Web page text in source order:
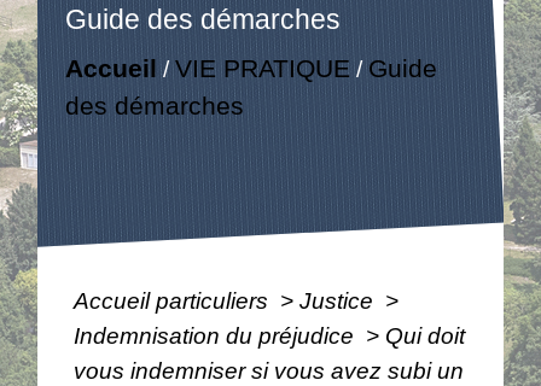
Guide des démarches
Accueil /VIE PRATIQUE / Guide
des démarches
Accueil particuliers > Justice >
Indemnisation du préjudice > Qui doit
vous indemniser si vous avez subi un